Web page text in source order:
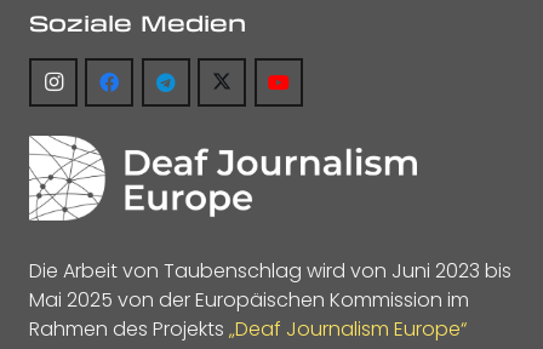
Soziale Medien
Die Arbeit von Taubenschlag wird von Juni 2023 bis
Mai 2025 von der Europäischen Kommission im
Rahmen des Projekts „Deaf Journalism Europe“